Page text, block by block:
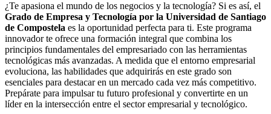
¿Te apasiona el mundo de los negocios y la tecnología? Si es así, el
Grado de Empresa y Tecnología por la Universidad de Santiago
de Compostela es la oportunidad perfecta para ti. Este programa
innovador te ofrece una formación integral que combina los
principios fundamentales del empresariado con las herramientas
tecnológicas más avanzadas. A medida que el entorno empresarial
evoluciona, las habilidades que adquirirás en este grado son
esenciales para destacar en un mercado cada vez más competitivo.
Prepárate para impulsar tu futuro profesional y convertirte en un
líder en la intersección entre el sector empresarial y tecnológico.